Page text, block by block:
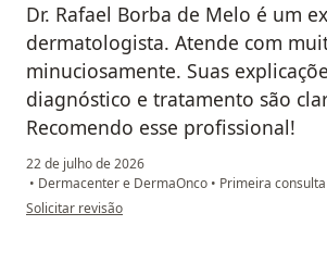
Dr. Rafael Borba de Melo é um
dermatologista. Atende com
minuciosamente. Suas
diagnóstico e tratamento são
Recomendo esse profissional!
22 de julho de 2026
• Dermacenter e DermaOnco • Primeira
na opinião do utilizador Renata
Solicitar revisão